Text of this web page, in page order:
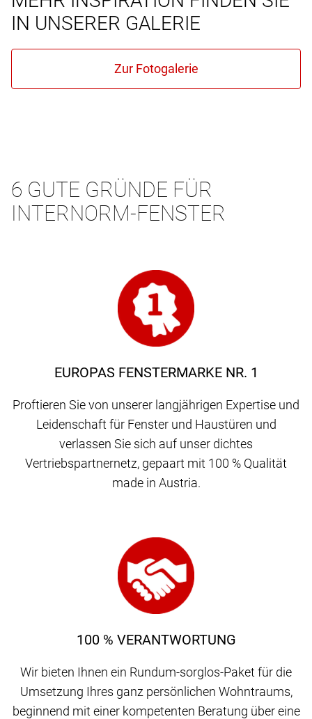
IN UNSERER GALERIE
6 GUTE GRÜNDE FÜR
INTERNORM-FENSTER
EUROPAS FENSTERMARKE NR. 1
Proftieren Sie von unserer langjährigen Expertise und
Leidenschaft für Fenster und Haustüren und
verlassen Sie sich auf unser dichtes
Vertriebspartnernetz, gepaart mit 100 % Qualität
made in Austria.
100 % VERANTWORTUNG
Wir bieten Ihnen ein Rundum-sorglos-Paket für die
Umsetzung Ihres ganz persönlichen Wohntraums,
beginnend mit einer kompetenten Beratung über eine